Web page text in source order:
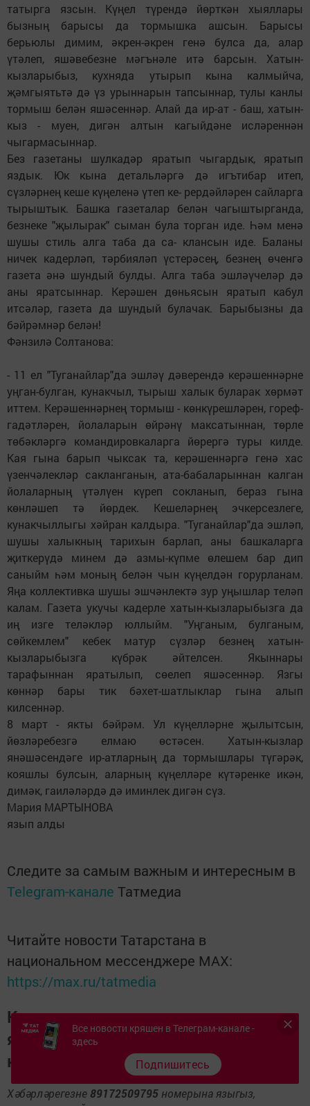
татырга язсын. Күңел түрендә йөрткән хыяллары
бызның барысы да тормышка ашсын. Барысы
берьюлы димим, әкрен-әкрен генә булса да, алар
үтәлеп, яшәвебезне мәгънәле итә барсын. Хатын-
кызларыбыз, кухняда утырып кына калмыйча,
җәмгыятьтә дә үз урыннарын тапсыннар, тулы канлы
тормыш белән яшәсеннәр. Алай да ир-ат - баш, хатын-
кыз - муен, дигән алтын кагыйдәне исләреннән
чыгармасыннар.
Без газетаны шулкадәр яратып чыгардык, яратып
яздык. Юк кына детальләргә дә игътибар итеп,
сүзләрнең кеше күңеленә үтеп ке- рердәйләрен сайларга
тырыштык. Башка газеталар белән чагыштырганда,
безнеке "җылырак" сыман була торган иде. Һәм менә
шушы стиль алга таба да са- клансын иде. Баланы
ничек кадерләп, тәрбияләп үстерәсең, безнең өченгә
газета әнә шундый булды. Алга таба эшләүчеләр дә
аны яратсыннар. Керәшен дөньясын яратып кабул
итсәләр, газета да шундый булачак. Барыбызны да
бәйрәмнәр белән!
Фәнзилә Солтанова:
- 11 ел "Туганайлар"да эшләү дәверендә керәшеннәрне
уңган-булган, кунакчыл, тырыш халык буларак хөрмәт
иттем. Керәшеннәрнең тормыш - көнкүрешләрен, гореф-
гадәтләрен, йолаларын өйрәнү максатыннан, төрле
төбәкләргә командировкаларга йөрергә туры килде.
Кая гына барып чыксак та, керәшеннәргә генә хас
үзенчәлекләр сакланганын, ата-бабаларыннан калган
йолаларның үтәлүен күреп сокланып, бераз гына
көнләшеп тә йөрдек. Кешеләрнең эчкерсезлеге,
кунакчыллыгы хәйран калдыра. "Туганайлар"да эшләп,
шушы халыкның тарихын барлап, аны башкаларга
җиткерүдә минем дә азмы-күпме өлешем бар дип
саныйм һәм моның белән чын күңелдән горурланам.
Яңа коллективка шушы эшчәнлектә зур уңышлар теләп
калам. Газета укучы кадерле хатын-кызларыбызга да
иң изге теләкләр юллыйм. "Уңганым, булганым,
сөйкемлем" кебек матур сүзләр безнең хатын-
кызларыбызга күбрәк әйтелсен. Якыннары
тарафыннан яратылып, сөелеп яшәсеннәр. Язгы
көннәр бары тик бәхет-шатлыклар гына алып
килсеннәр.
8 март - якты бәйрәм. Ул күңелләрне җылытсын,
йөзләребезгә елмаю өстәсен. Хатын-кызлар
янәшәсендәге ир-атларның да тормышлары түгәрәк,
кояшлы булсын, аларның күңелләре күтәренке икән,
димәк, гаиләләрдә дә иминлек дигән сүз.
Мария МАРТЫНОВА
язып алды
Следите за самым важным и интересным в
Telegram-канале Татмедиа
Читайте новости Татарстана в
национальном мессенджере MАХ:
https://max.ru/tatmedia
Керәшен дөньясындагы
яңалыкларныТелеграм-каналда
карап барыгыз.
Хәбәрләрегезне 89172509795 номерына языгыз,
Все новости кряшен в Телеграм-канале -
здесь
Подпишитесь